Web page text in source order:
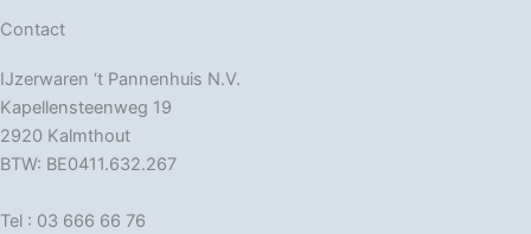
Contact
IJzerwaren ‘t Pannenhuis N.V.
Kapellensteenweg 19
2920 Kalmthout
BTW: BE0411.632.267
Tel : 03 666 66 76